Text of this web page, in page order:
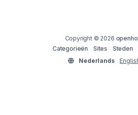
Copyright © 2026
Categorieën
Sites Steden
Nederlands